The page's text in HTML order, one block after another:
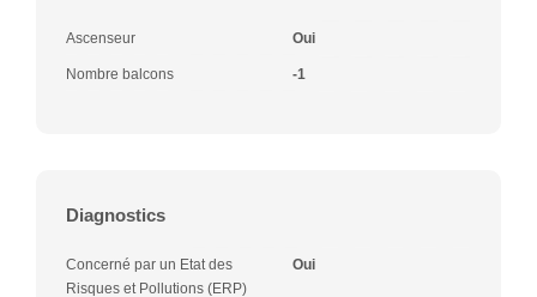
Ascenseur Oui
Nombre balcons -1
Diagnostics
Concerné par un Etat des
Risques et Pollutions (ERP)
Oui